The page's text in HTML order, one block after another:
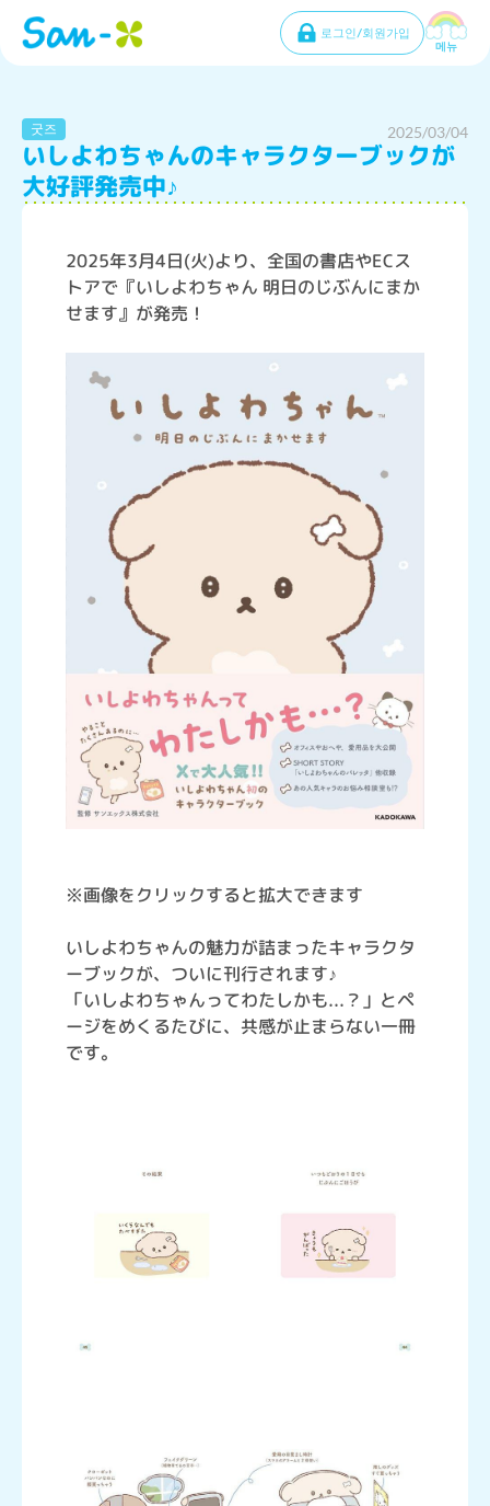
로그인/회원가입
메뉴
굿즈 2025/03/04
いしよわちゃんのキャラクターブックが
大好評発売中♪
2025年3月4日(火)より、全国の書店やECス
トアで『いしよわちゃん 明日のじぶんにまか
せます』が発売！
※画像をクリックすると拡大できます
いしよわちゃんの魅力が詰まったキャラクタ
ーブックが、ついに刊行されます♪
「いしよわちゃんってわたしかも...？」とペ
ージをめくるたびに、共感が止まらない一冊
です。